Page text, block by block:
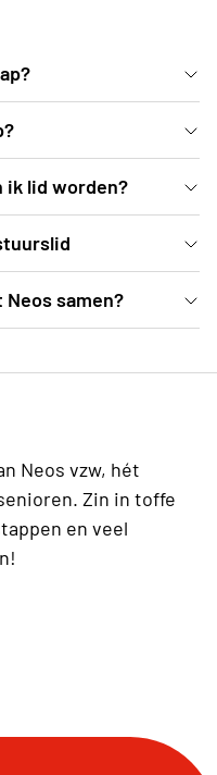
bedraagt € 45.
ik lid worden?
senior die
aan activiteiten deel
samen?
Neos vzw, hét
Zin in toffe
en veel